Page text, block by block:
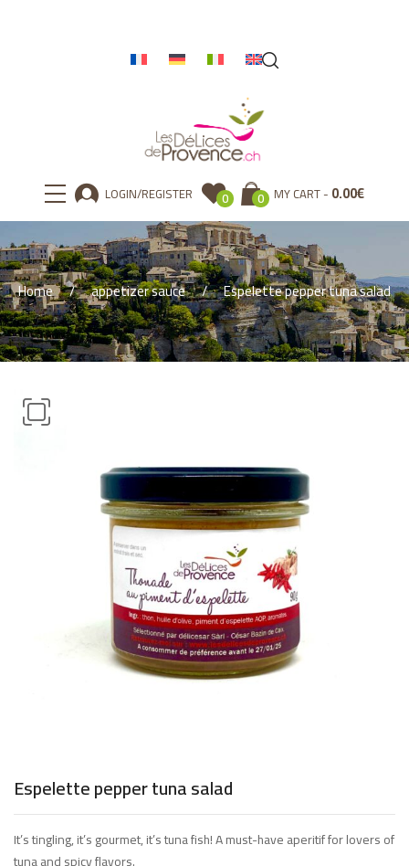
LOGIN/REGISTER 0 0 MY CART 0.00€
Home appetizer sauce Espelette pepper tuna salad
Espelette pepper tuna salad
It’s tingling, it’s gourmet, it’s tuna fish! A must-have aperitif for lovers of